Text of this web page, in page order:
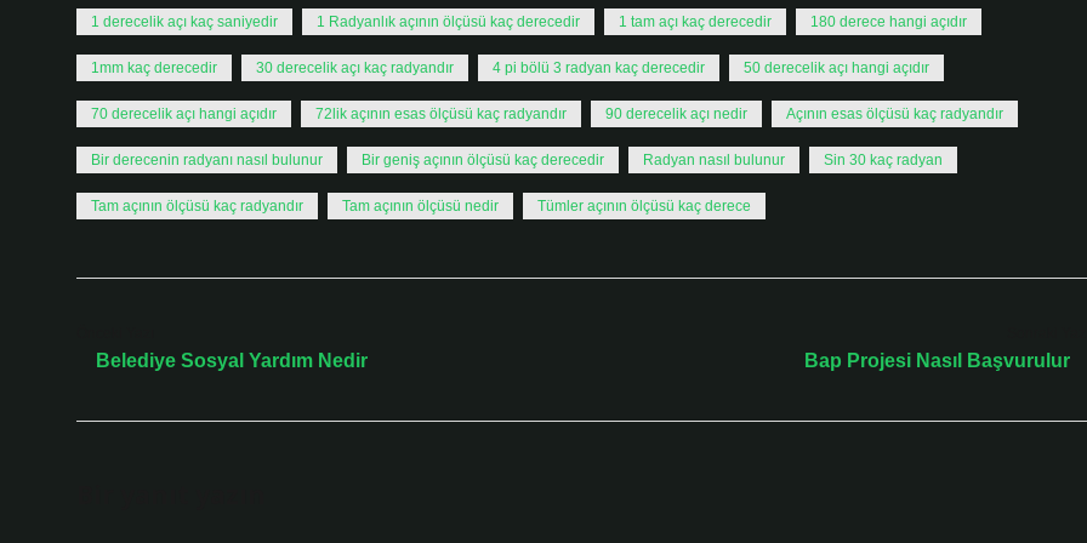
1 derecelik açı kaç saniyedir 1 Radyanlık açının ölçüsü kaç derecedir 1 tam açı kaç derecedir 180 derece hangi açıdır
1mm kaç derecedir 30 derecelik açı kaç radyandır 4 pi bölü 3 radyan kaç derecedir 50 derecelik açı hangi açıdır
70 derecelik açı hangi açıdır 72lik açının esas ölçüsü kaç radyandır 90 derecelik açı nedir Açının esas ölçüsü kaç radyandır
Bir derecenin radyanı nasıl bulunur Bir geniş açının ölçüsü kaç derecedir Radyan nasıl bulunur Sin 30 kaç radyan
Tam açının ölçüsü kaç radyandır Tam açının ölçüsü nedir Tümler açının ölçüsü kaç derece
Belediye Sosyal Yardım Nedir Bap Projesi Nasıl Başvurulur